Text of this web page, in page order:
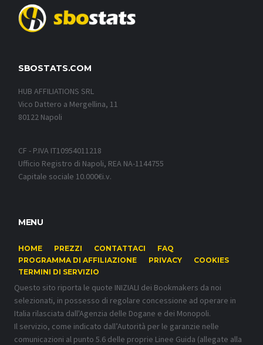
SBOSTATS.COM
HUB AFFILIATIONS SRL
Vico Dattero a Mergellina, 11
80122 Napoli
CF - P.IVA IT10954011218
Ufficio Registro di Napoli, REA NA-1144755
Capitale sociale 10.000€i.v.
MENU
HOME PREZZI CONTATTACI
FAQ
PROGRAMMA DI AFFILIAZIONE
PRIVACY
COOKIES
TERMINI DI SERVIZIO
Questo sito riporta le quote INIZIALI dei Bookmakers da noi
selezionati, in possesso di regolare concessione ad operare in
Italia rilasciata dall'Agenzia delle Dogane e dei Monopoli.
Il servizio, come indicato dall’Autorità per le garanzie nelle
comunicazioni al punto 5.6 delle proprie Linee Guida (allegate alla